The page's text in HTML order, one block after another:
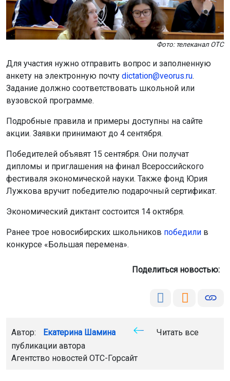
Фото: телеканал ОТС
Для участия нужно отправить вопрос и заполненную
анкету на электронную почту dictation@veorus.ru.
Задание должно соответствовать школьной или
вузовской программе.
Подробные правила и примеры доступны на сайте
акции. Заявки принимают до 4 сентября.
Победителей объявят 15 сентября. Они получат
дипломы и приглашения на финал Всероссийского
фестиваля экономической науки. Также фонд Юрия
Лужкова вручит победителю подарочный сертификат.
Экономический диктант состоится 14 октября.
Ранее трое новосибирских школьников победили в
конкурсе «Большая перемена».
Поделиться новостью:
Автор: Екатерина Шамина
Читать все
публикации автора
Агентство новостей ОТС-Горсайт